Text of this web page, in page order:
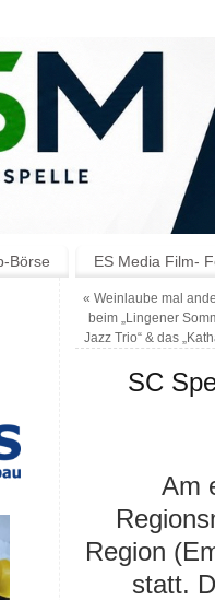
Börse ES Media Film-
« Weinlaube mal
beim „Lingener
Jazz Trio“ & das
SC
Am
Region
statt.